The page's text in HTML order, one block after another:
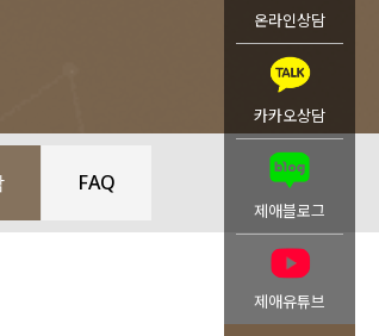
FAQ
온라인상담
카카오상담
제애블로그
제애유튜브